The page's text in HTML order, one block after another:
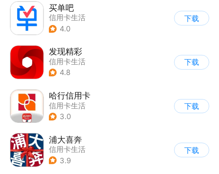
买单吧
信用卡生活
4.0
下载
发现精彩
信用卡生活
4.8
下载
哈行信用卡
信用卡生活
3.0
下载
浦大喜奔
信用卡生活
3.9
下载